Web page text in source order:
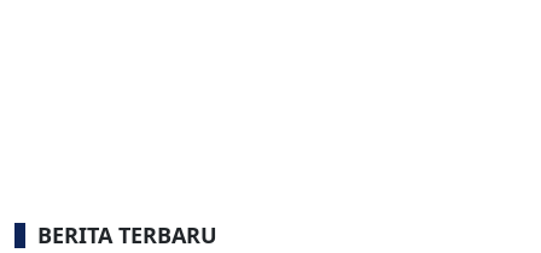
BERITA TERBARU